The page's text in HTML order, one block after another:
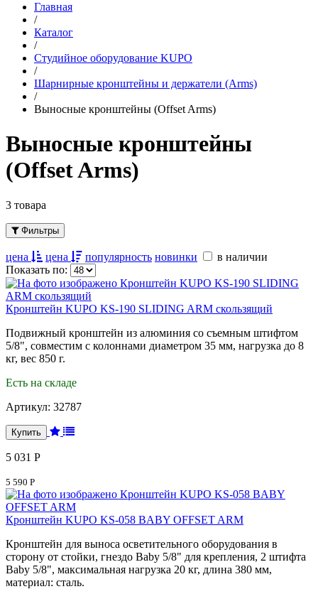
Главная
/
Каталог
/
Студийное оборудование KUPO
/
Шарнирные кронштейны и держатели (Arms)
/
Выносные кронштейны (Offset Arms)
Выносные кронштейны
(Offset Arms)
3 товара
Фильтры
цена цена популярность новинки
в наличии
Показать по:
Кронштейн KUPO KS-190 SLIDING ARM скользящий
Подвижный кронштейн из алюминия со съемным штифтом
5/8", совместим с колоннами диаметром 35 мм, нагрузка до 8
кг, вес 850 г.
Есть на складе
Артикул: 32787
5 031 Р
5 590 Р
Кронштейн KUPO KS-058 BABY OFFSET ARM
Кронштейн для выноса осветительного оборудования в
сторону от стойки, гнездо Baby 5/8" для крепления, 2 штифта
Baby 5/8", максимальная нагрузка 20 кг, длина 380 мм,
материал: сталь.